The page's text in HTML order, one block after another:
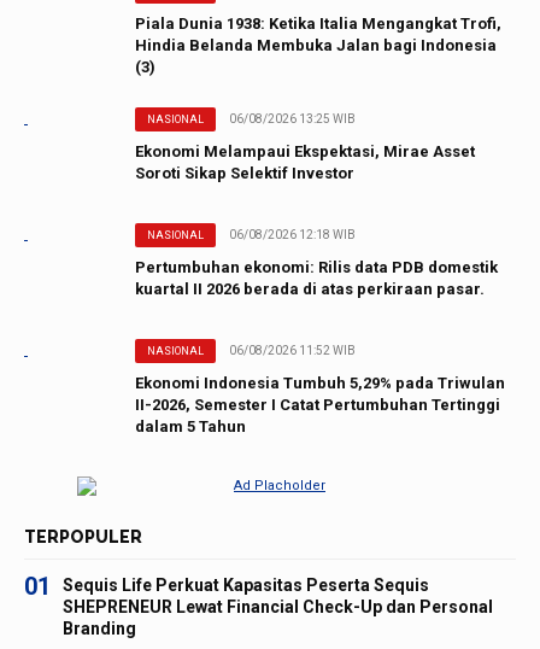
Piala Dunia 1938: Ketika Italia Mengangkat Trofi,
Hindia Belanda Membuka Jalan bagi Indonesia
(3)
NASIONAL 06/08/2026 13:25 WIB
Ekonomi Melampaui Ekspektasi, Mirae Asset
Soroti Sikap Selektif Investor
NASIONAL 06/08/2026 12:18 WIB
Pertumbuhan ekonomi: Rilis data PDB domestik
kuartal II 2026 berada di atas perkiraan pasar.
NASIONAL 06/08/2026 11:52 WIB
Ekonomi Indonesia Tumbuh 5,29% pada Triwulan
II-2026, Semester I Catat Pertumbuhan Tertinggi
dalam 5 Tahun
TERPOPULER
01
Sequis Life Perkuat Kapasitas Peserta Sequis
SHEPRENEUR Lewat Financial Check-Up dan Personal
Branding